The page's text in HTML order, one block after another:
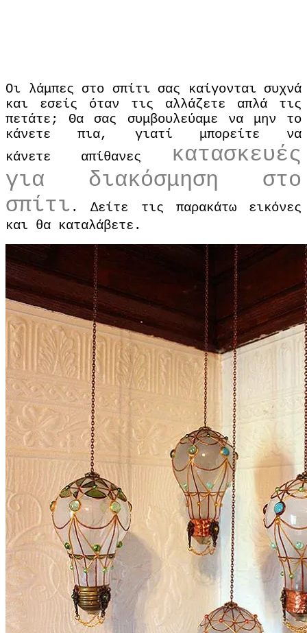
Οι λάμπες στο σπίτι σας καίγονται συχνά
και εσείς όταν τις αλλάζετε απλά τις
πετάτε; Θα σας συμβουλεύαμε να μην το
κάνετε πια, γιατί μπορείτε να
κάνετε απίθανες
κατασκευές
για διακόσμηση στο
σπίτι . Δείτε τις παρακάτω εικόνες
και θα καταλάβετε.